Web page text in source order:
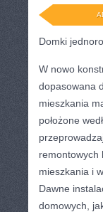
Domki
W nowo
dopasowana
mieszkania
położone
remontowych
mieszkania i
Dawne
domowych,